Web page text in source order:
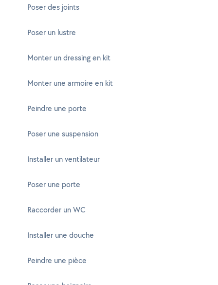
Poser des joints
Poser un lustre
Monter un dressing en kit
Monter une armoire en kit
Peindre une porte
Poser une suspension
Installer un ventilateur
Poser une porte
Raccorder un WC
Installer une douche
Peindre une pièce